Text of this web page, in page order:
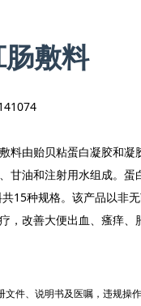
敷料
料由贻贝粘蛋白凝胶和
甘油和注射用水组成。
15种规格。该产品以非无
，改善大便出血、瘙痒、
文件、说明书及医嘱，违规操